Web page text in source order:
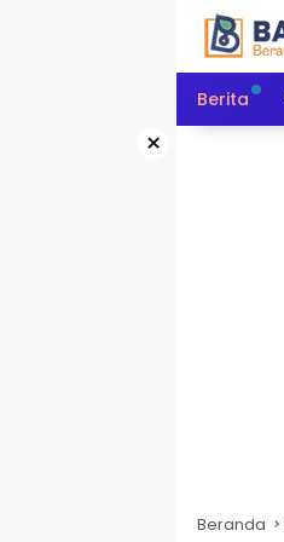
Berita
×
Beranda